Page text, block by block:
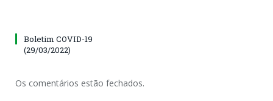
Boletim COVID-19
(29/03/2022)
Os comentários estão fechados.